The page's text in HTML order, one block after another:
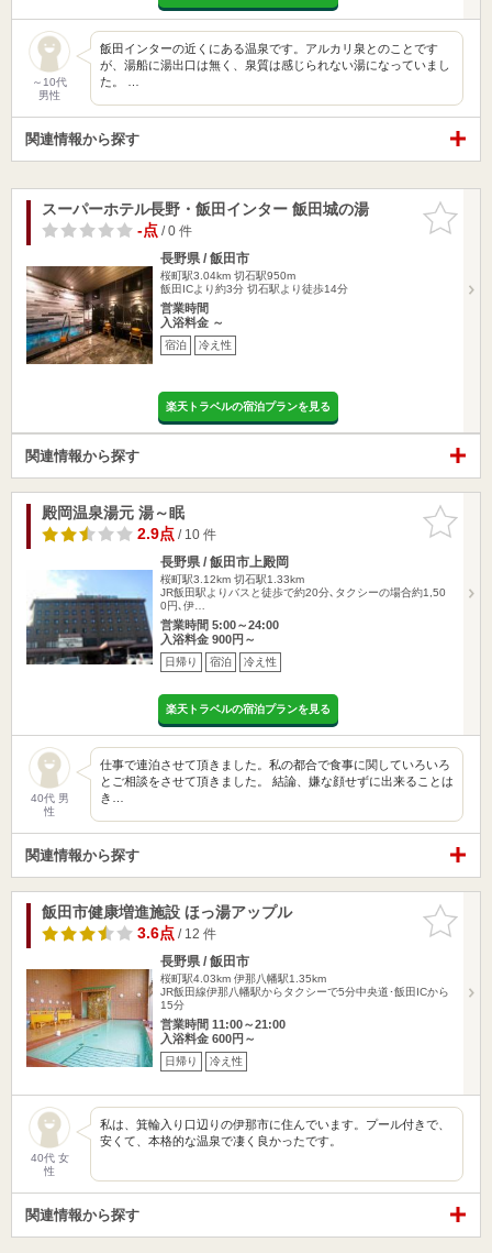
～10代
男性
飯田インターの近くにある温泉です。アルカリ泉とのことです
が、湯船に湯出口は無く、泉質は感じられない湯になっていまし
た。 …
関連情報から探す
お気に入
りに追加
スーパーホテル長野・飯田インター 飯田城の湯
-点/ 0 件
長野県 / 飯田市
桜町駅3.04km 切石駅950m
飯田ICより約3分 切石駅より徒歩14分
営業時間
入浴料金 ～
宿泊 冷え性
楽天トラベルの宿泊プランを見る
関連情報から探す
お気に入
りに追加
殿岡温泉湯元 湯～眠
2.9点/ 10 件
長野県 / 飯田市上殿岡
桜町駅3.12km 切石駅1.33km
JR飯田駅よりバスと徒歩で約20分､タクシーの場合約1,50
0円､伊…
営業時間 5:00～24:00
入浴料金 900円～
日帰り 宿泊 冷え性
楽天トラベルの宿泊プランを見る
40代 男
性
仕事で連泊させて頂きました。私の都合で食事に関していろいろ
とご相談をさせて頂きました。 結論、嫌な顔せずに出来ることは
き…
関連情報から探す
お気に入
りに追加
飯田市健康増進施設 ほっ湯アップル
3.6点/ 12 件
長野県 / 飯田市
桜町駅4.03km 伊那八幡駅1.35km
JR飯田線伊那八幡駅からタクシーで5分中央道･飯田ICから
15分
営業時間 11:00～21:00
入浴料金 600円～
日帰り 冷え性
40代 女
性
私は、箕輪入り口辺りの伊那市に住んでいます。プール付きで、
安くて、本格的な温泉で凄く良かったです。
関連情報から探す